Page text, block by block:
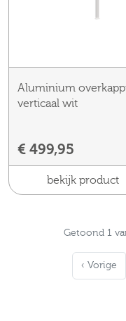
Aluminium
verticaal wit
€ 499,95
bekijk product
Getoond 1
‹ Vorige